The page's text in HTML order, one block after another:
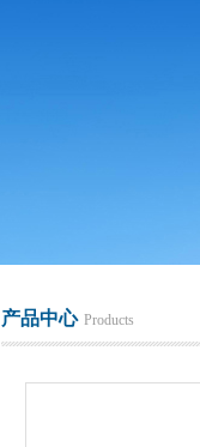
产品中心 Products